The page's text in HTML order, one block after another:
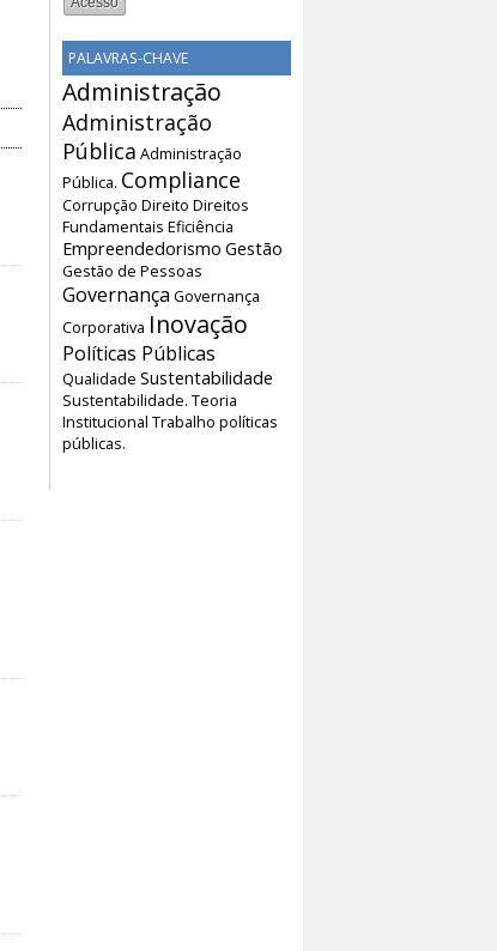
PALAVRAS-CHAVE
Administração
Administração
Pública Administração
Pública. Compliance
Corrupção Direito Direitos
Fundamentais Eficiência
Empreendedorismo Gestão
Gestão de Pessoas
Governança Governança
Corporativa Inovação
Políticas Públicas
Qualidade Sustentabilidade
Sustentabilidade. Teoria
Institucional Trabalho políticas
públicas.